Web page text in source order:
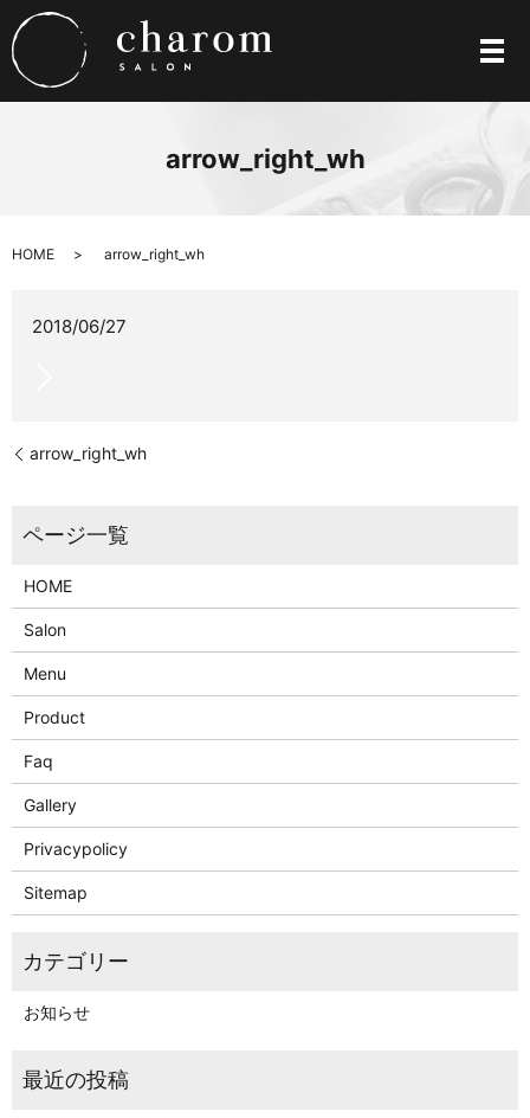
メ
arrow_right_wh
HOME arrow_right_wh
2018/06/27
arrow_right_wh
HOME
Salon
Menu
Product
Faq
Gallery
Privacypolicy
Sitemap
お知らせ